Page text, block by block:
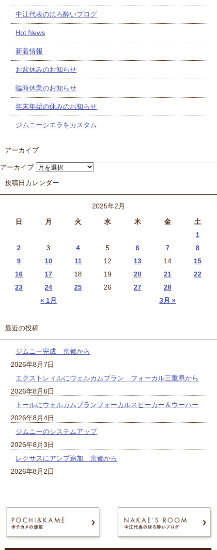
中江代表のほろ酔いブログ
Hot News
新着情報
お盆休みのお知らせ
臨時休業のお知らせ
年末年始の休みのお知らせ
ジムニーシエラをカスタム
アーカイブ
アーカイブ
投稿日カレンダー
2025年2月
日
月 火 水 木 金 土
« 1月 3月 »
1
2
3 4 5 6 7
8
9
10 11 12 13 14
15
16
17 18 19 20 21
22
23
24 25 26 27 28
最近の投稿
ジムニー完成 京都から
2026年8月7日
エクストレィルにウェルカムプラン フォーカル三重県から
2026年8月6日
トールにウェルカムプランフォーカルスピーカー＆ウーハー
2026年8月4日
ジムニーのシステムアップ
2026年8月3日
レクサスにアンプ追加 京都から
2026年8月2日